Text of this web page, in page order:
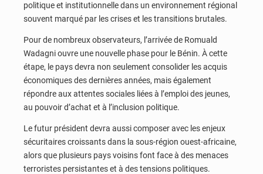
politique et institutionnelle dans un environnement régional
souvent marqué par les crises et les transitions brutales.
Pour de nombreux observateurs, l’arrivée de Romuald
Wadagni ouvre une nouvelle phase pour le Bénin. À cette
étape, le pays devra non seulement consolider les acquis
économiques des dernières années, mais également
répondre aux attentes sociales liées à l’emploi des jeunes,
au pouvoir d’achat et à l’inclusion politique.
Le futur président devra aussi composer avec les enjeux
sécuritaires croissants dans la sous-région ouest-africaine,
alors que plusieurs pays voisins font face à des menaces
terroristes persistantes et à des tensions politiques.